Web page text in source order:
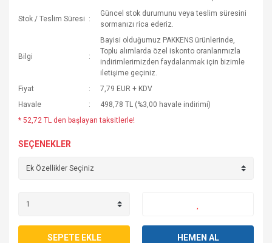
Stok / Teslim Süresi
Güncel stok durumunu veya teslim süresini
sormanızı rica ederiz.
Bilgi
Bayisi olduğumuz PAKKENS ürünlerinde,
Toplu alımlarda özel iskonto oranlarımızla
indirimlerimizden faydalanmak için bizimle
iletişime geçiniz.
Fiyat
7,79 EUR + KDV
Havale
498,78 TL (%3,00 havale indirimi)
* 52,72 TL den başlayan taksitlerle!
SEÇENEKLER
SEPETE EKLE HEMEN AL